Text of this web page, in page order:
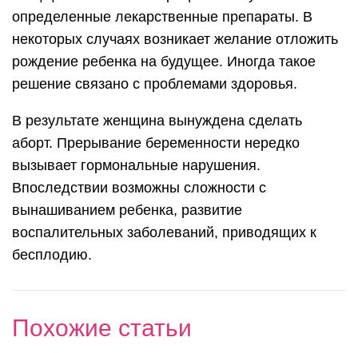
определенные лекарственные препараты. В
некоторых случаях возникает желание отложить
рождение ребенка на будущее. Иногда такое
решение связано с проблемами здоровья.
В результате женщина вынуждена сделать
аборт. Прерывание беременности нередко
вызывает гормональные нарушения.
Впоследствии возможны сложности с
вынашиванием ребенка, развитие
воспалительных заболеваний, приводящих к
бесплодию.
Похожие статьи